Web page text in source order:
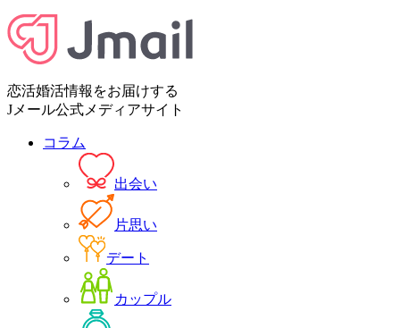
恋活婚活情報をお届けする
Jメール公式メディアサイト
コラム
出会い
片思い
デート
カップル